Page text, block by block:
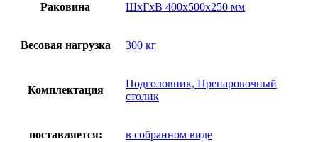
Раковина ШхГхВ 400х500х250 мм
Весовая нагрузка 300 кг
Комплектация
Подголовник, Препаровочный
столик
поставляется: в собранном виде